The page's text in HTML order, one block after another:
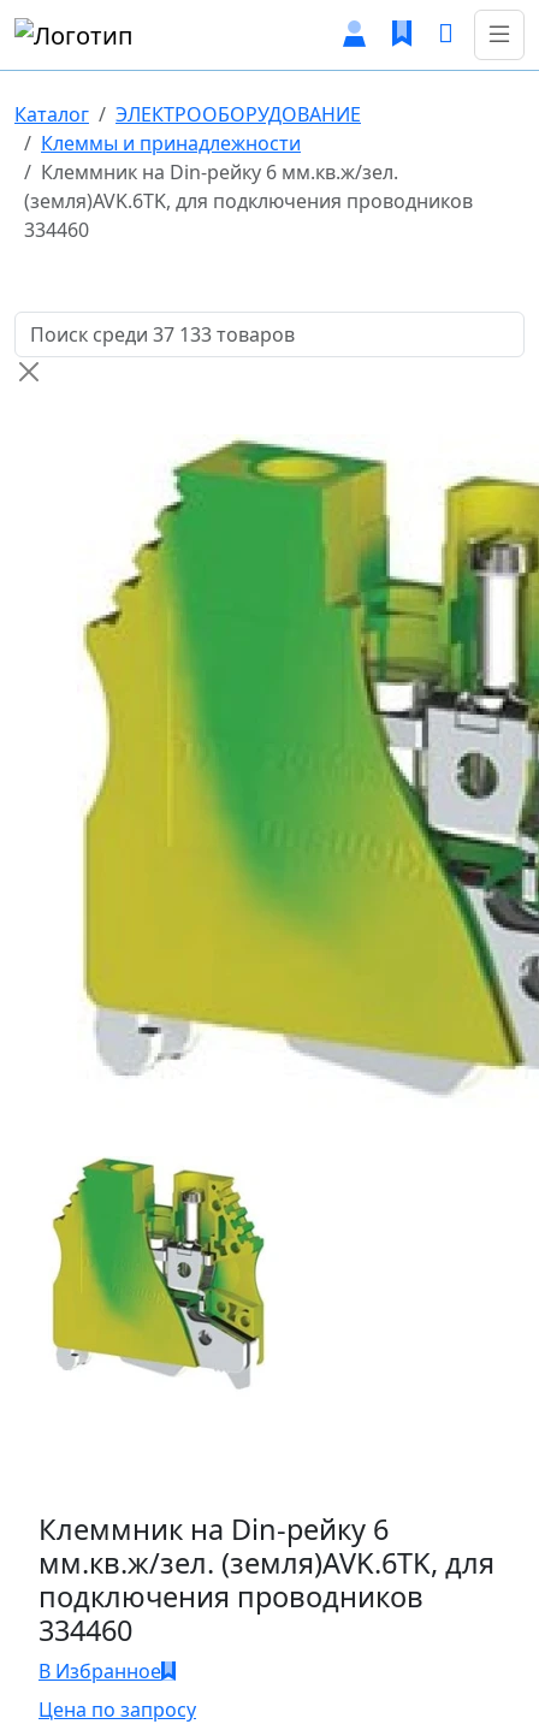
Каталог
ЭЛЕКТРООБОРУДОВАНИЕ
Клеммы и принадлежности
Клеммник на Din-рейку 6 мм.кв.ж/зел.
(земля)AVK.6TK, для подключения проводников
334460
Поиск товаров по названию или артикулу
Клеммник на Din-рейку 6
мм.кв.ж/зел. (земля)AVK.6TK, для
подключения проводников
334460
В Избранное
Цена по запросу